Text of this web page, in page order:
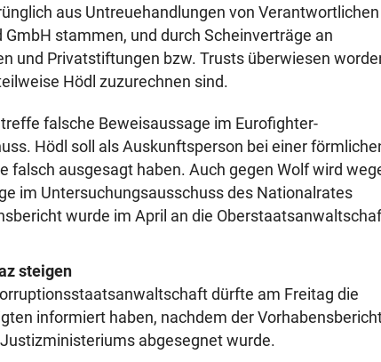
aus Untreuehandlungen von Verantwortlichen
GmbH stammen, und durch Scheinverträge an
und Privatstiftungen bzw. Trusts überwiesen
Hödl zuzurechnen sind.
falsche Beweisaussage im Eurofighter-
Hödl soll als Auskunftsperson bei einer
falsch ausgesagt haben. Auch gegen Wolf wird
im Untersuchungsausschuss des Nationalrates
wurde im April an die
steigen
dürfte am Freitag die
informiert haben, nachdem der
abgesegnet wurde.